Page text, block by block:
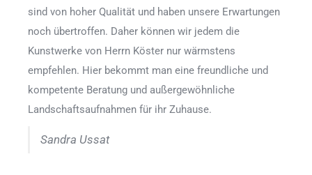
sind von hoher Qualität und haben unsere Erwartungen
noch übertroffen. Daher können wir jedem die
Kunstwerke von Herrn Köster nur wärmstens
empfehlen. Hier bekommt man eine freundliche und
kompetente Beratung und außergewöhnliche
Landschaftsaufnahmen für ihr Zuhause.
Sandra Ussat